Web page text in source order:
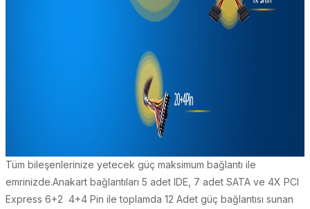
Tüm bileşenlerinize yetecek güç maksimum bağlantı ile
emrinizde.Anakart bağlantıları 5 adet IDE, 7 adet SATA ve 4X PCI
Express 6+2 4+4 Pin ile toplamda 12 Adet güç bağlantısı sunan